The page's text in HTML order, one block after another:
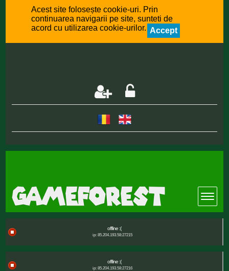
Acest site folosește cookie-uri. Prin
continuarea navigarii pe site, sunteti de
acord cu utilizarea cookie-urilor. Accept
offline :(
ip: 85.204.193.58:27215
offline :(
ip: 85.204.193.58:27216